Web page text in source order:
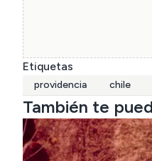
Etiquetas
providencia chile
También te